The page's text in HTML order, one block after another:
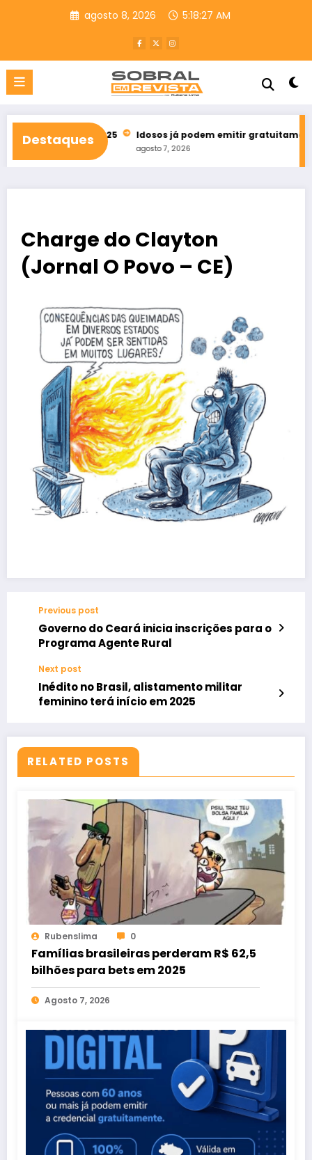
agosto 8, 2026 5:18:28 AM
Destaques
em 2025 Idosos já podem emitir gratuitamente
agosto 7, 2026
Charge do Clayton
(Jornal O Povo – CE)
Previous post
Governo do Ceará inicia inscrições para o
Programa Agente Rural
Next post
Inédito no Brasil, alistamento militar
feminino terá início em 2025
RELATED POSTS
Rubenslima 0
Famílias brasileiras perderam R$ 62,5
bilhões para bets em 2025
Agosto 7, 2026